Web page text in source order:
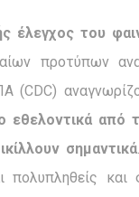
έλεγχος του
προτύπων
(CDC)
εθελοντικά από
σημαντικά
πολυπληθείς